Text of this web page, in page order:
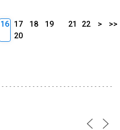
16 17 18
19
20
21 22 > >>